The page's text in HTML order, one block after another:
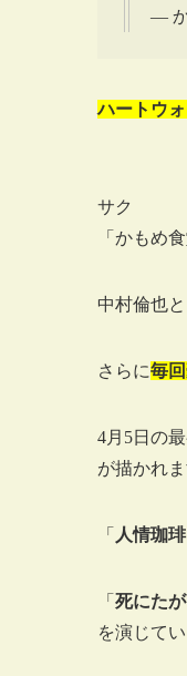
— か
ハートウ
サク
「かもめ
中村倫也
さらに毎
4月5日の
が描かれま
「 人情珈琲
「 死にた
を演じてい